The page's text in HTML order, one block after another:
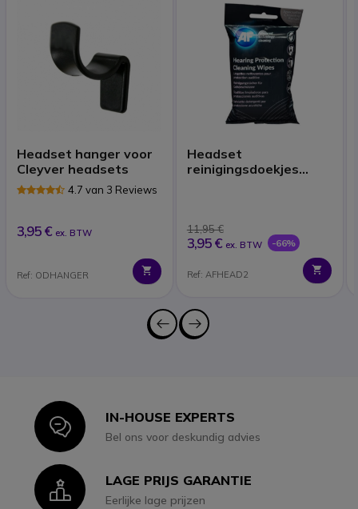
Headset hanger voor
Cleyver headsets
4.7 van 3 Reviews
3,95 € ex. BTW
Ref: ODHANGER
Headset
reinigingsdoekjes
11,95 €
3,95 € ex. BTW -66%
Ref: AFHEAD2
IconIN-HOUSE EXPERTS
Bel ons voor deskundig advies
IconLAGE PRIJS GARANTIE
Eerlijke lage prijzen